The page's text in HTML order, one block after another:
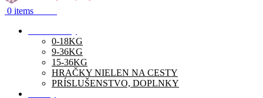
0 items
0-18KG
9-36KG
15-36KG
HRAČKY NIELEN NA CESTY
PRÍSLUŠENSTVO, DOPLNKY